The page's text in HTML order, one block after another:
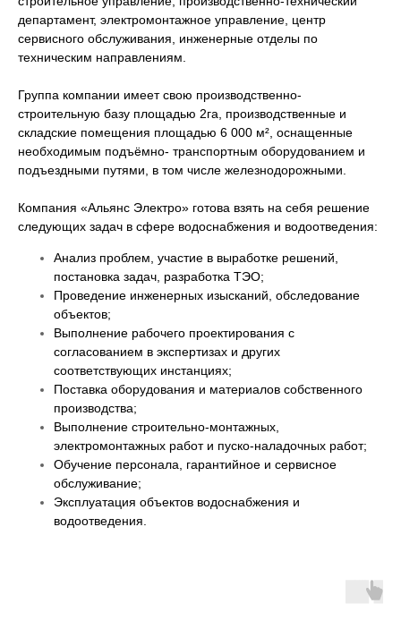
департамент, электромонтажное управление, центр
сервисного обслуживания, инженерные отделы по
техническим направлениям.
Группа компании имеет свою производственно-
строительную базу площадью 2га, производственные и
складские помещения площадью 6 000 м², оснащенные
необходимым подъёмно- транспортным оборудованием и
подъездными путями, в том числе железнодорожными.
Компания «Альянс Электро» готова взять на себя решение
следующих задач в сфере водоснабжения и водоотведения:
Анализ проблем, участие в выработке решений,
постановка задач, разработка ТЭО;
Проведение инженерных изысканий, обследование
объектов;
Выполнение рабочего проектирования с
согласованием в экспертизах и других
соответствующих инстанциях;
Поставка оборудования и материалов собственного
производства;
Выполнение строительно-монтажных,
электромонтажных работ и пуско-наладочных работ;
Обучение персонала, гарантийное и сервисное
обслуживание;
Эксплуатация объектов водоснабжения и
водоотведения.